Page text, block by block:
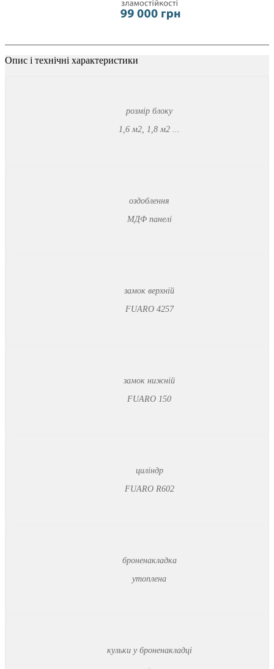
Опис і технічні характеристики
розмір блоку
1,6 м2, 1,8 м2 ...
оздоблення
МДФ панелі
замок верхній
FUARO 4257
замок нижній
FUARO 150
циліндр
FUARO R602
броненакладка
утоплена
кульки у броненакладці